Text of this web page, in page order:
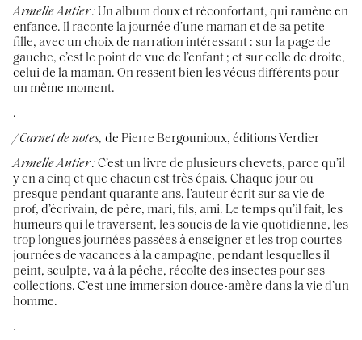
Armelle Antier : Un album doux et réconfortant, qui ramène en
enfance. Il raconte la journée d’une maman et de sa petite
fille, avec un choix de narration intéressant : sur la page de
gauche, c’est le point de vue de l’enfant ; et sur celle de droite,
celui de la maman. On ressent bien les vécus différents pour
un même moment.
.
/ Carnet de notes, de Pierre Bergounioux, éditions Verdier
Armelle Antier :C’est un livre de plusieurs chevets, parce qu’il
y en a cinq et que chacun est très épais. Chaque jour ou
presque pendant quarante ans, l’auteur écrit sur sa vie de
prof, d’écrivain, de père, mari, fils, ami. Le temps qu’il fait, les
humeurs qui le traversent, les soucis de la vie quotidienne, les
trop longues journées passées à enseigner et les trop courtes
journées de vacances à la campagne, pendant lesquelles il
peint, sculpte, va à la pêche, récolte des insectes pour ses
collections. C’est une immersion douce-amère dans la vie d’un
homme.
.